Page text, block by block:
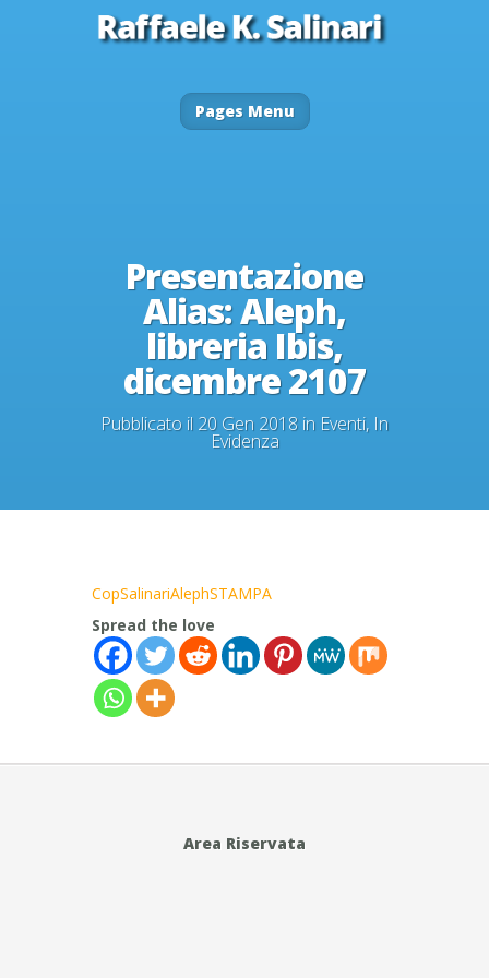
Pages Menu
Presentazione
Alias: Aleph,
libreria Ibis,
dicembre 2107
Pubblicato il 20 Gen 2018 in Eventi, In
Evidenza
CopSalinariAlephSTAMPA
Spread the love
Area Riservata